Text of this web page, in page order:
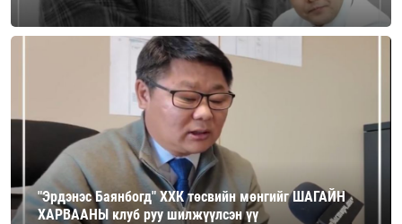
"Эрдэнэс Баянбогд" ХХК төсвийн мөнгийг ШАГАЙН
ХАРВААНЫ клуб руу шилжүүлсэн үү